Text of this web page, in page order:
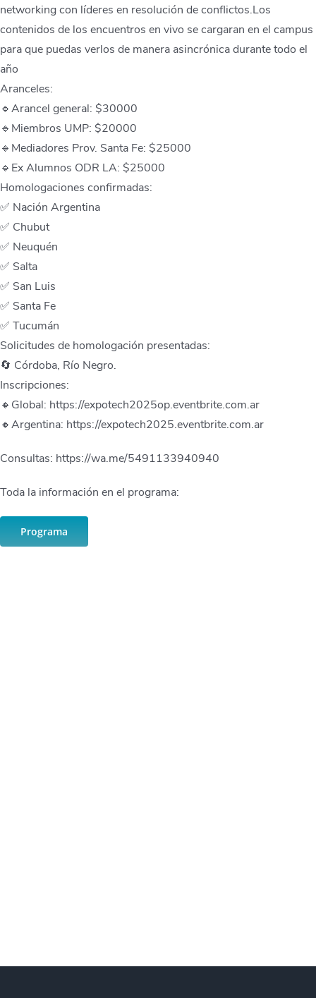
networking con líderes en resolución de conflictos.Los
contenidos de los encuentros en vivo se cargaran en el campus
para que puedas verlos de manera asincrónica durante todo el
año
Aranceles:
🔹Arancel general: $30000
🔹Miembros UMP: $20000
🔹Mediadores Prov. Santa Fe: $25000
🔹Ex Alumnos ODR LA: $25000
Homologaciones confirmadas:
✅ Nación Argentina
✅ Chubut
✅ Neuquén
✅ Salta
✅ San Luis
✅ Santa Fe
✅ Tucumán
Solicitudes de homologación presentadas:
🔄 Córdoba, Río Negro.
Inscripciones:
🔸Global: https://expotech2025op.eventbrite.com.ar
🔸Argentina: https://expotech2025.eventbrite.com.ar
Consultas: https://wa.me/5491133940940
Toda la información en el programa:
Programa